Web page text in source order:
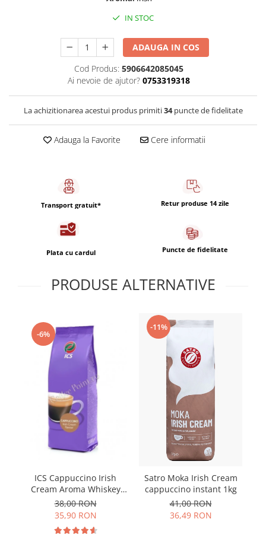
IN STOC
ADAUGA IN COS
Cod Produs: 5906642085045
Ai nevoie de ajutor? 0753319318
La achizitionarea acestui produs primiti34puncte de fidelitate
Adauga la Favorite Cere informatii
Transport gratuit* Retur produse 14 zile
Plata cu cardul Puncte de fidelitate
PRODUSE ALTERNATIVE
-6%
ICS Cappuccino Irish
Cream Aroma Whiskey
1Kg
38,00 RON
35,90 RON
-11%
Satro Moka Irish Cream
cappuccino instant 1kg
41,00 RON
36,49 RON